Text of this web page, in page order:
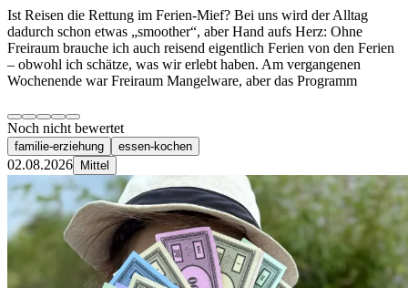
Ist Reisen die Rettung im Ferien-Mief? Bei uns wird der Alltag
dadurch schon etwas „smoother“, aber Hand aufs Herz: Ohne
Freiraum brauche ich auch reisend eigentlich Ferien von den Ferien
– obwohl ich schätze, was wir erlebt haben. Am vergangenen
Wochenende war Freiraum Mangelware, aber das Programm
Noch nicht bewertet
familie-erziehung essen-kochen
02.08.2026 Mittel